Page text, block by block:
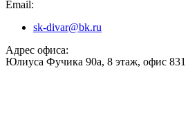
Email:
sk-divar@bk.ru
Адрес офиса:
Юлиуса Фучика 90а, 8 этаж, офис 831